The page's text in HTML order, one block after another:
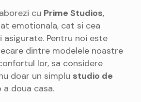
cu Prime Studios,
emotionala, cat si cea
asigurate. Pentru noi este
dintre modelele noastre
lor, sa considere
doar un simplu studio de
a doua casa.